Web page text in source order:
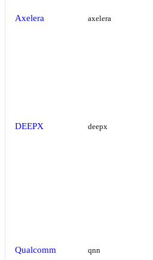
Axelera axelera
DEEPX deepx
Qualcomm
qnn